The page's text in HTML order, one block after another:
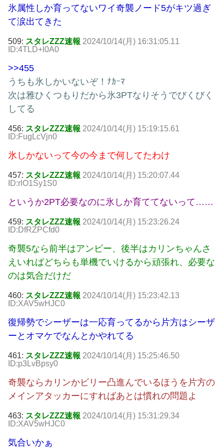
氷属性しか育ってないワイ奇襲ノード5がキツ過ぎ
て涙出てきた
509: スタレZZZ速報 2024/10/14(月) 16:31:05.11
ID:4TLD+l0A0
>>455
うちも氷しかいないぞ！ﾅｶｰﾏ
次は雅ひくつもりだから氷3PTなりそうでびくびく
してる
456: スタレZZZ速報 2024/10/14(月) 15:19:15.61
ID:FugLcVjn0
氷しかないって今の今まで何してたわけ
457: スタレZZZ速報 2024/10/14(月) 15:20:07.44
ID:rlO1Sy1S0
というか2PT必要なのに氷しか育ててないって……
459: スタレZZZ速報 2024/10/14(月) 15:23:26.24
ID:DfRZPCfd0
奇襲5なら前半はアンビー、後半はカリンちゃんさ
えいればどちらも単機でいけるから頑張れ、必要な
のは気合だけだ
460: スタレZZZ速報 2024/10/14(月) 15:23:42.13
ID:XAV5wHJC0
復帰勢でシーザーは一応育ってるから片方はシーザ
ーとオマケでなんとかやれてる
461: スタレZZZ速報 2024/10/14(月) 15:25:46.50
ID:p3LvBpsy0
奇襲ならカリンかビリー凸進んでいるほうを片方の
メインアタッカーにすればあとは慣れの問題よ
463: スタレZZZ速報 2024/10/14(月) 15:31:29.34
ID:XAV5wHJC0
気合いかぁ